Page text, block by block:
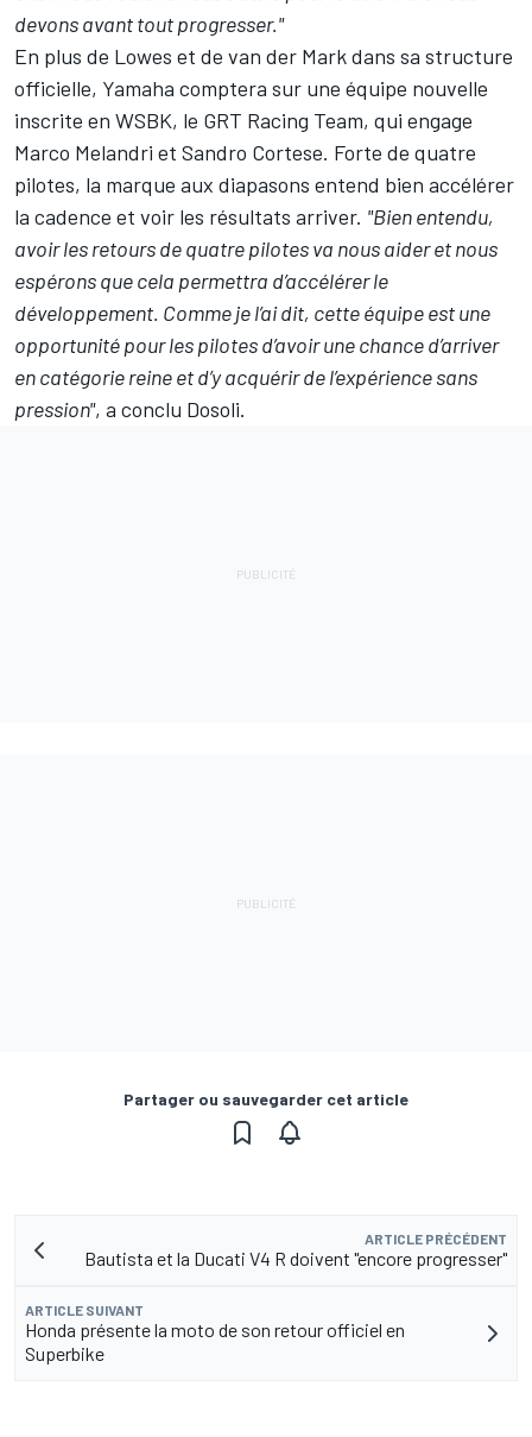
devons avant tout progresser."
En plus de Lowes et de van der Mark dans sa structure
officielle, Yamaha comptera sur une équipe nouvelle
inscrite en WSBK, le GRT Racing Team, qui engage
Marco Melandri et Sandro Cortese. Forte de quatre
pilotes, la marque aux diapasons entend bien accélérer
la cadence et voir les résultats arriver. "Bien entendu,
avoir les retours de quatre pilotes va nous aider et nous
espérons que cela permettra d’accélérer le
développement. Comme je l’ai dit, cette équipe est une
opportunité pour les pilotes d’avoir une chance d’arriver
en catégorie reine et d’y acquérir de l’expérience sans
pression", a conclu Dosoli.
Partager ou sauvegarder cet article
ARTICLE PRÉCÉDENT
Bautista et la Ducati V4 R doivent "encore progresser"
ARTICLE SUIVANT
Honda présente la moto de son retour officiel en
Superbike